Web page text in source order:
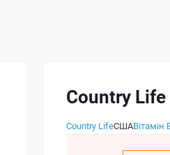
Country
Country LifeСШАВітамін